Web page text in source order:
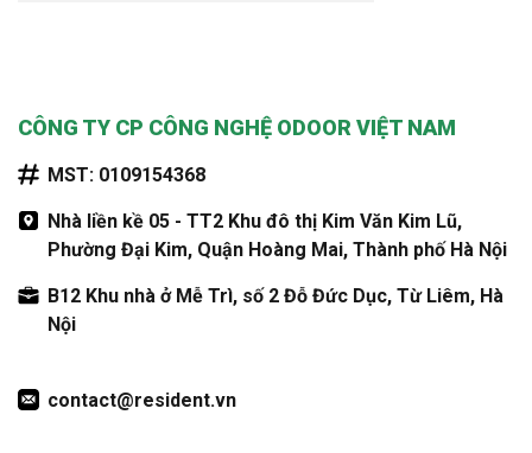
CÔNG TY CP CÔNG NGHỆ ODOOR VIỆT NAM
MST: 0109154368
Nhà liền kề 05 - TT2 Khu đô thị Kim Văn Kim Lũ,
Phường Đại Kim, Quận Hoàng Mai, Thành phố Hà Nội
B12 Khu nhà ở Mễ Trì, số 2 Đỗ Đức Dục, Từ Liêm, Hà
Nội
contact@resident.vn